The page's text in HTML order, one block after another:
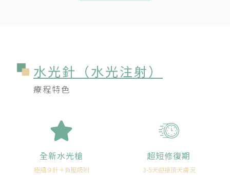
水光針（水光注射）
療程特色
全新水光槍
極細９針＋負壓吸附
超短修復期
3-5天迎接頂天膚況